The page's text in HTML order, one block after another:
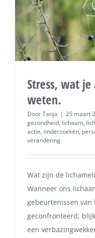
Stress, wat
weten.
DoorTanja | 25 maart
gezondheid, lichaam,
actie, onderzoeken,
verandering
Wat zijn de
Wanneer ons
gebeurtenissen
geconfronteerd,
een